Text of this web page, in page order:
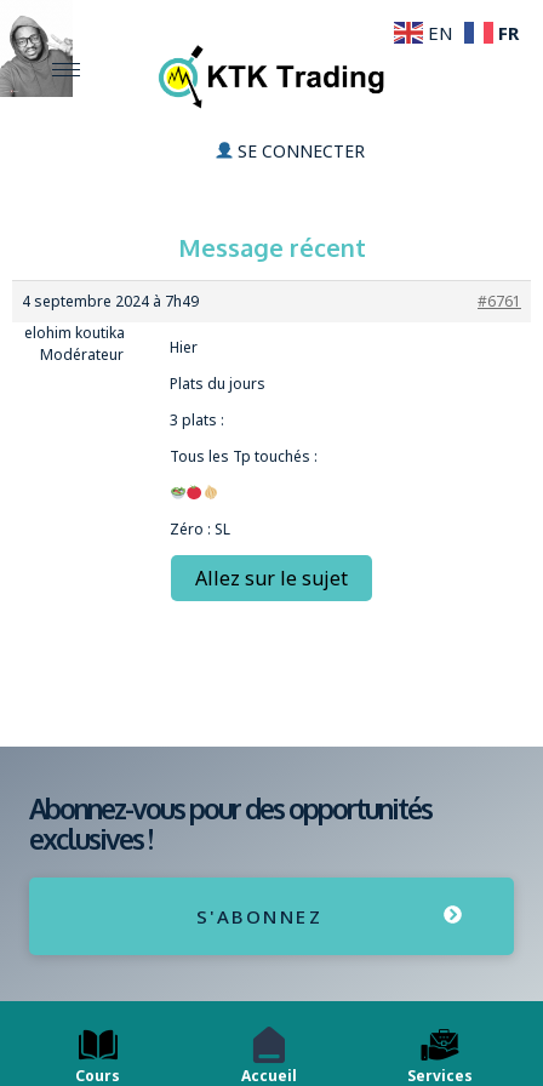
SE CONNECTER
Message récent
4 septembre 2024 à 7h49
#6761
elohim koutika
Modérateur
Hier
Plats du jours
3 plats :
Tous les Tp touchés :
Zéro : SL
Allez sur le sujet
Abonnez-vous pour des opportunités
exclusives !
S'ABONNEZ
Cours Accueil Services
EN FR